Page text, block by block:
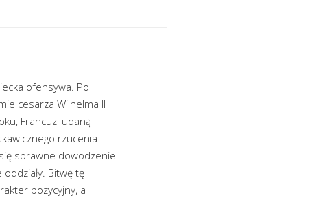
ofensywa. Po
cesarza Wilhelma II
Francuzi udaną
rzucenia
sprawne dowodzenie
Bitwę tę
pozycyjny, a